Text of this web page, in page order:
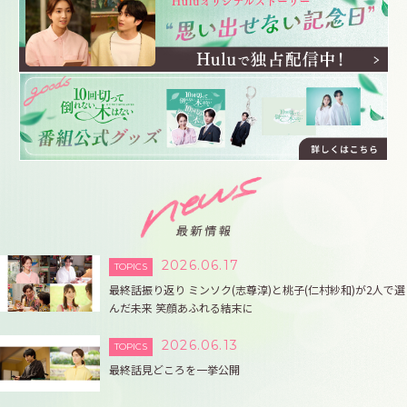
TOPICS 2026.06.17
最終話振り返り ミンソク(志尊淳)と桃子(仁村紗和)が2人で選
んだ未来 笑顔あふれる結末に
TOPICS 2026.06.13
最終話見どころを一挙公開